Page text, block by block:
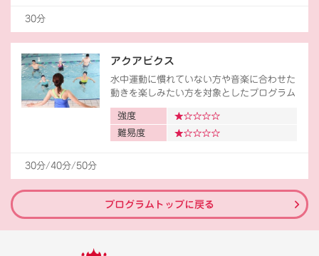
30分
アクアビクス
水中運動に慣れていない方や音楽に合わせた
動きを楽しみたい方を対象としたプログラム
強度
難易度
30分/40分/50分
プログラムトップに戻る